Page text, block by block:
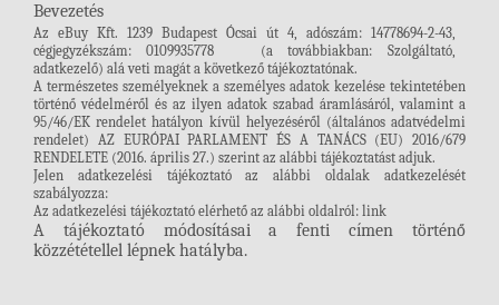
Bevezetés
Az eBuy Kft. 1239 Budapest Ócsai út 4, adószám: 14778694-2-43,
cégjegyzékszám: 0109935778
(a továbbiakban: Szolgáltató,
adatkezelő) alá veti magát a következő tájékoztatónak.
A természetes személyeknek a személyes adatok kezelése tekintetében
történő védelméről és az ilyen adatok szabad áramlásáról, valamint a
95/46/EK rendelet hatályon kívül helyezéséről (általános adatvédelmi
rendelet) AZ EURÓPAI PARLAMENT ÉS A TANÁCS (EU) 2016/679
RENDELETE (2016. április 27.) szerint az alábbi tájékoztatást adjuk.
Jelen adatkezelési tájékoztató az alábbi oldalak adatkezelését
szabályozza:
Az adatkezelési tájékoztató elérhető az alábbi oldalról: link
A tájékoztató módosításai a fenti címen történő
közzététellel lépnek hatályba.